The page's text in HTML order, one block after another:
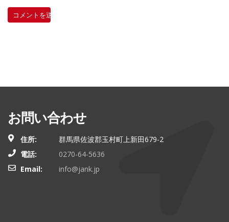
お問い合わせ
住所:
群馬県佐波郡玉村町上新田679-2
電話:
0270-64-5636
Email:
info@jank.jp